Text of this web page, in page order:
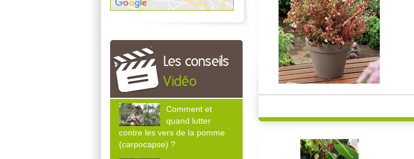
Les conseils
Vidéo
Comment et
quand lutter
contre les vers de la pomme
(carpocapse) ?